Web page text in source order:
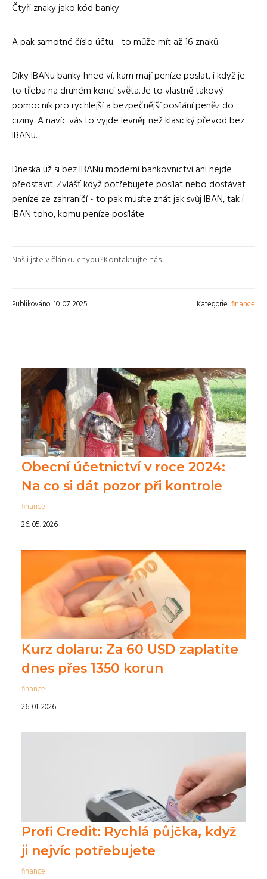
Čtyři znaky jako kód banky
A pak samotné číslo účtu - to může mít až 16 znaků
Díky IBANu banky hned ví, kam mají peníze poslat, i když je
to třeba na druhém konci světa. Je to vlastně takový
pomocník pro rychlejší a bezpečnější posílání peněz do
ciziny. A navíc vás to vyjde levněji než klasický převod bez
IBANu.
Dneska už si bez IBANu moderní bankovnictví ani nejde
představit. Zvlášť když potřebujete posílat nebo dostávat
peníze ze zahraničí - to pak musíte znát jak svůj IBAN, tak i
IBAN toho, komu peníze posíláte.
Našli jste v článku chybu?Kontaktujte nás
Publikováno: 10. 07. 2025 Kategorie:finance
Obecní účetnictví v roce 2024:
Na co si dát pozor při kontrole
finance
26. 05. 2026
Kurz dolaru: Za 60 USD zaplatíte
dnes přes 1350 korun
finance
26. 01. 2026
Profi Credit: Rychlá půjčka, když
ji nejvíc potřebujete
finance